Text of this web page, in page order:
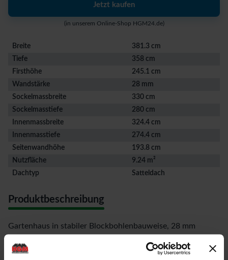
Jetzt kaufen
(in unserem Online-Shop HGM24.de)
Breite
381.3 cm
Tiefe
358 cm
Firsthöhe
245.1 cm
Wandstärke
28 mm
Sockelmassbreite
330 cm
Sockelmasstiefe
280 cm
Innenmassbreite
324.4 cm
Innenmasstiefe
274.4 cm
Seitenwandhöhe
193.8 cm
Nutzfläche
9.24 m²
Dachtyp
Satteldach
Produktbeschreibung
Gartenhaus in stabiler Blockbohlenbauweise, 28 mm
Wandstärke, naturbelassen, mit 15 mm Massivholzdach